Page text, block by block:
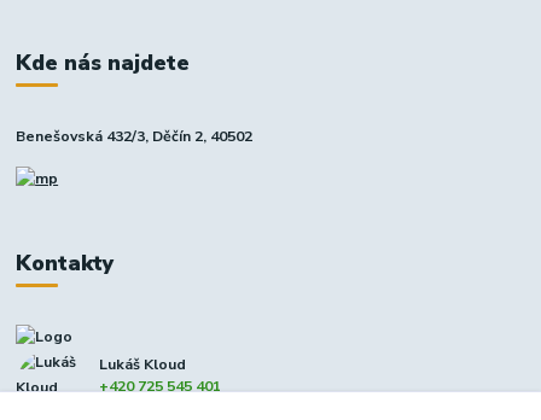
Kde nás najdete
Benešovská 432/3, Děčín 2, 40502
Kontakty
Lukáš Kloud
+420 725 545 401